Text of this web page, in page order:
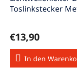
Toslinkstecker
€13,90
In den